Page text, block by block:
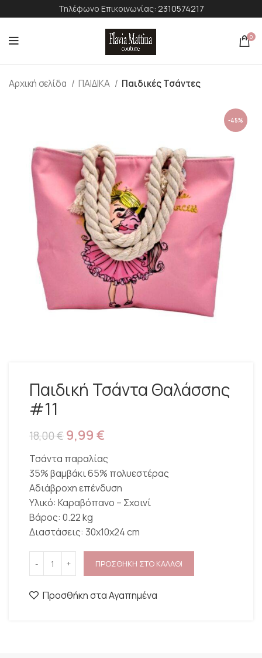
Τηλέφωνο Επικοινωνίας: 2310574217
0
Αρχική σελίδα ΠΑΙΔΙΚΑ Παιδικές Τσάντες
-45%
Παιδική Τσάντα Θαλάσσης
#11
18,00€9,99 €
Τσάντα παραλίας
35% βαμβάκι 65% πολυεστέρας
Αδιάβροχη επένδυση
Υλικό: Καραβόπανο – Σχοινί
Βάρος: 0.22 kg
Διαστάσεις: 30x10x24 cm
ΠΡΟΣΘΗΚΗ ΣΤΟ ΚΑΛΑΘΙ
Προσθήκη στα Αγαπημένα